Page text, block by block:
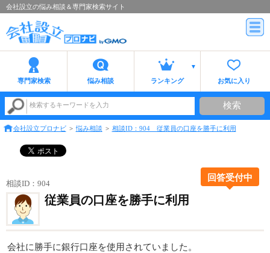
会社設立の悩み相談＆専門家検索サイト
専門家検索 悩み相談 ランキング お気に入り
検索するキーワードを入力 検索
会社設立プロナビ 悩み相談 相談ID：904 従業員の口座を勝手に利用
相談ID：904
回答受付中
従業員の口座を勝手に利用
会社に勝手に銀行口座を使用されていました。